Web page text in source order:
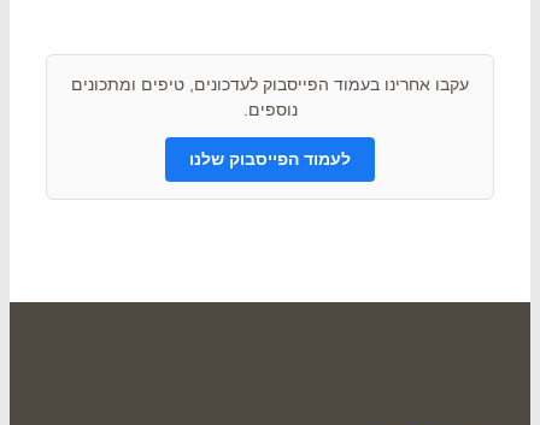
עקבו אחרינו בעמוד הפייסבוק לעדכונים, טיפים ומתכונים
לעמוד הפייסבוק שלנו